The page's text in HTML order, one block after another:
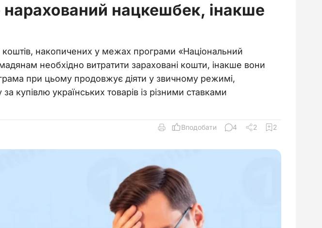
нацкешбек, інакше
накопичених у межах програми «Національний
необхідно витратити зараховані кошти, інакше вони
при цьому продовжує діяти у звичному режимі,
купівлю українських товарів із різними ставками
Вподобати 4 2 2